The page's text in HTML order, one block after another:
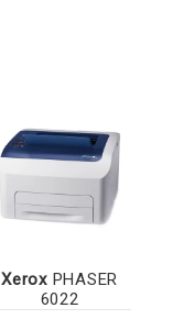
XeroxPHASER
6022